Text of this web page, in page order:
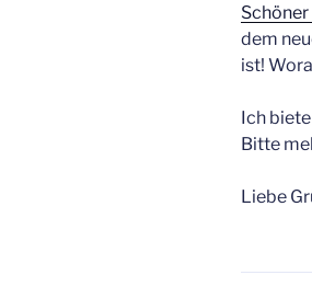
dem
ist!
Ich
Bitte
Liebe